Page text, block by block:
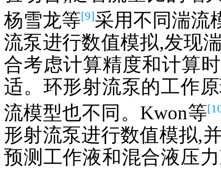
杨雪龙等[9]采用不同湍流
流泵进行数值模拟,发现
合考虑计算精度和计算
适。环形射流泵的工作
流模型也不同。Kwon等
形射流泵进行数值模拟,
预测工作液和混合液压